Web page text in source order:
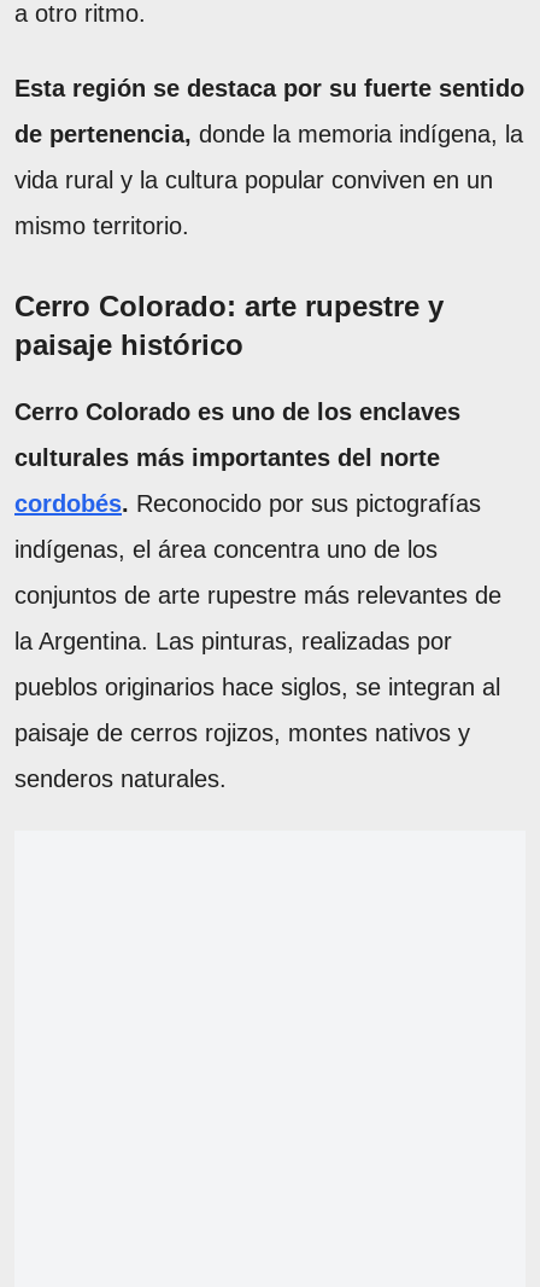
a otro ritmo.
Esta región se destaca por su fuerte sentido
de pertenencia, donde la memoria indígena, la
vida rural y la cultura popular conviven en un
mismo territorio.
Cerro Colorado: arte rupestre y
paisaje histórico
Cerro Colorado es uno de los enclaves
culturales más importantes del norte
cordobés. Reconocido por sus pictografías
indígenas, el área concentra uno de los
conjuntos de arte rupestre más relevantes de
la Argentina. Las pinturas, realizadas por
pueblos originarios hace siglos, se integran al
paisaje de cerros rojizos, montes nativos y
senderos naturales.